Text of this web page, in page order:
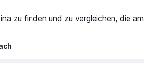
zu finden und zu vergleichen, die